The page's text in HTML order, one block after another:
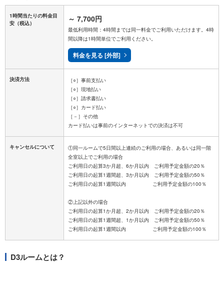
1時間当たりの料金目
安 （税込） ～ 7,700円
最低利用時間：4時間までは同一料金でご利用いただけます。4時
間以降は1時間単位でご利用ください。
料金を見る [外部]
決済方法
［○］事前支払い
［○］現地払い
［○］請求書払い
［○］カード払い
［－］その他
キャンセルについて
①同一ルームで5日間以上連続のご利用の場合、あるいは同一階
全室以上でご利用の場合
ご利用日の起算3か月超、6か月以内 ご利用予定金額の20％
ご利用日の起算1週間超、3か月以内 ご利用予定金額の50％
ご利用日の起算1週間以内 ご利用予定金額の100％
②上記以外の場合
ご利用日の起算1か月超、2か月以内 ご利用予定金額の20％
ご利用日の起算1週間超、1か月以内 ご利用予定金額の50％
D3ルームとは？